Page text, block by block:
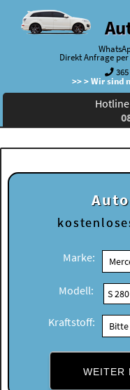
Direkt Anfrage
365
>> > Wir sind
Marke:
Modell:
Kraftstoff:
WEITER